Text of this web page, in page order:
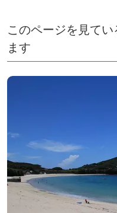
このページを見て
ます